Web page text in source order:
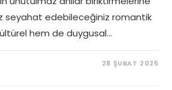
seyahat edebileceğiniz romantik
hem de duygusal…
28 ŞUBAT 2025